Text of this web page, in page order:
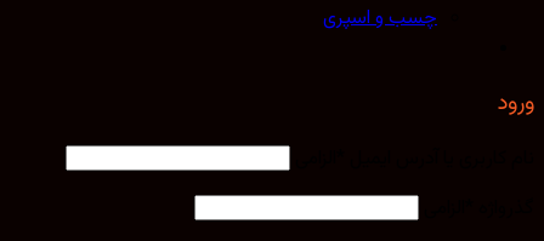
چسب و اسپری